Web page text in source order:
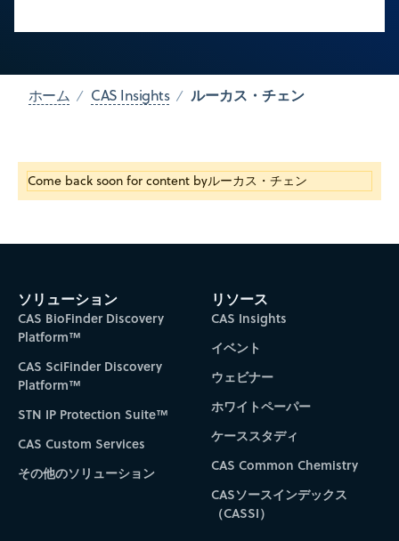
ホーム CAS Insights ルーカス・チェン
Come back soon for content byルーカス・チェン
ソリューション
CAS BioFinder Discovery
Platform™
CAS SciFinder Discovery
Platform™
STN IP Protection Suite™
CAS Custom Services
その他のソリューション
リソース
CAS Insights
イベント
ウェビナー
ホワイトペーパー
ケーススタディ
CAS Common Chemistry
CASソースインデックス
（CASSI）